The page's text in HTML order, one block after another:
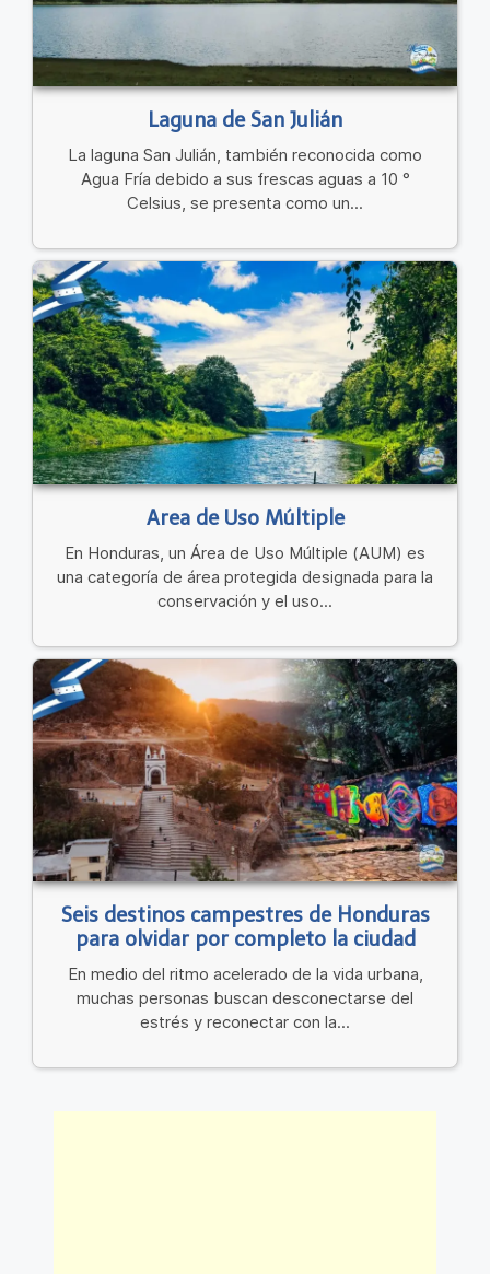
Laguna de San Julián
La laguna San Julián, también reconocida como
Agua Fría debido a sus frescas aguas a 10 °
Celsius, se presenta como un...
Area de Uso Múltiple
En Honduras, un Área de Uso Múltiple (AUM) es
una categoría de área protegida designada para la
conservación y el uso...
Seis destinos campestres de Honduras
para olvidar por completo la ciudad
En medio del ritmo acelerado de la vida urbana,
muchas personas buscan desconectarse del
estrés y reconectar con la...